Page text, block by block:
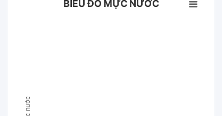
BIỂU ĐỒ MỰC NƯỚC